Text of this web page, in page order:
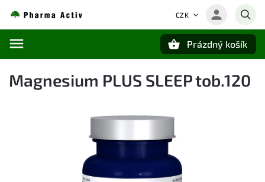
CZK
Prázdný košík
Magnesium PLUS SLEEP tob.120